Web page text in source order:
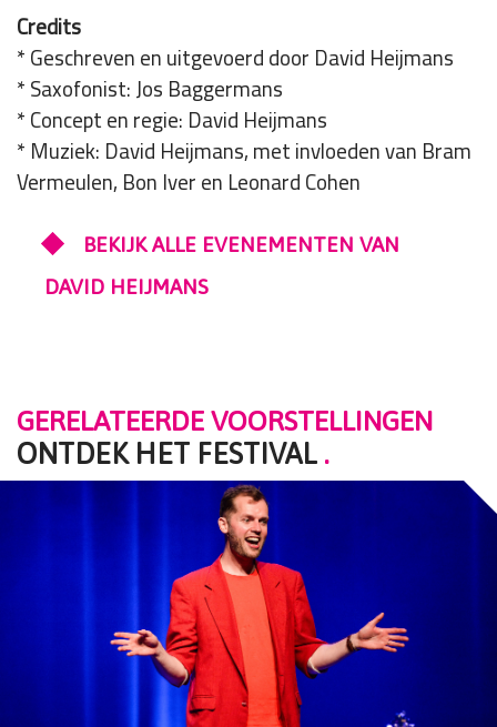
Credits
* Geschreven en uitgevoerd door David Heijmans
* Saxofonist: Jos Baggermans
* Concept en regie: David Heijmans
* Muziek: David Heijmans, met invloeden van Bram
Vermeulen, Bon Iver en Leonard Cohen
BEKIJK ALLE EVENEMENTEN VAN
DAVID HEIJMANS
GERELATEERDE VOORSTELLINGEN
ONTDEK HET FESTIVAL .